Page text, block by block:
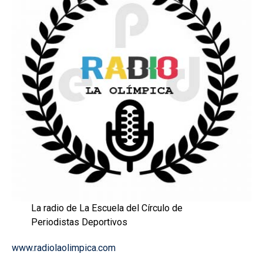
La radio de La Escuela del Círculo de
Periodistas Deportivos
www.radiolaolimpica.com